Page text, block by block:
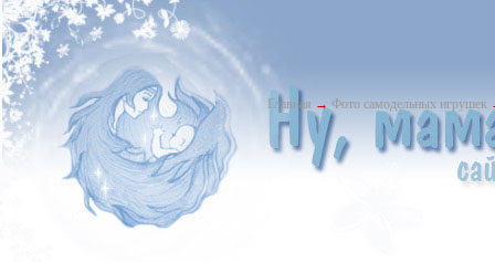
Главная → Фото самодельных игрушек